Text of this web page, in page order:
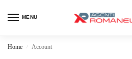
MENU
Home / Account